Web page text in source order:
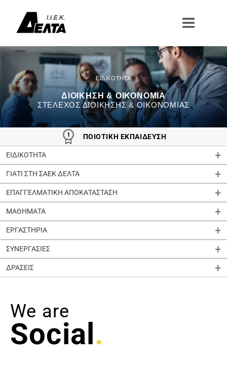
περιεχόμενο
ΔΙΟΙΚΗΣΗ & ΟΙΚΟΝΟΜΙΑ
ΣΤΕΛΕΧΟΣ ΔΙΟΙΚΗΣΗΣ & ΟΙΚΟΝΟΜΙΑΣ
ΠΟΙΟΤΙΚΗ ΕΚΠΑΙΔΕΥΣΗ
ΕΙΔΙΚΟΤΗΤΑ
ΓΙΑΤΙ ΣΤΗ ΣΑΕΚ ΔΕΛΤΑ
ΕΠΑΓΓΕΛΜΑΤΙΚΗ ΑΠΟΚΑΤΑΣΤΑΣΗ
ΜΑΘΗΜΑΤΑ
ΕΡΓΑΣΤΗΡΙΑ
ΣΥΝΕΡΓΑΣΙΕΣ
ΔΡΑΣΕΙΣ
We are
Social .